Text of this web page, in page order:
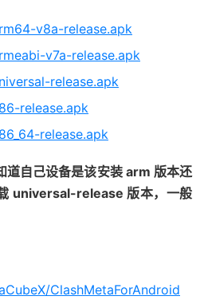
v8a-release.apk
v7a-release.apk
release.apk
release.apk
release.apk
道自己设备是该安装 arm 版本还
universal-release 版本，一般
ClashMetaForAndroid